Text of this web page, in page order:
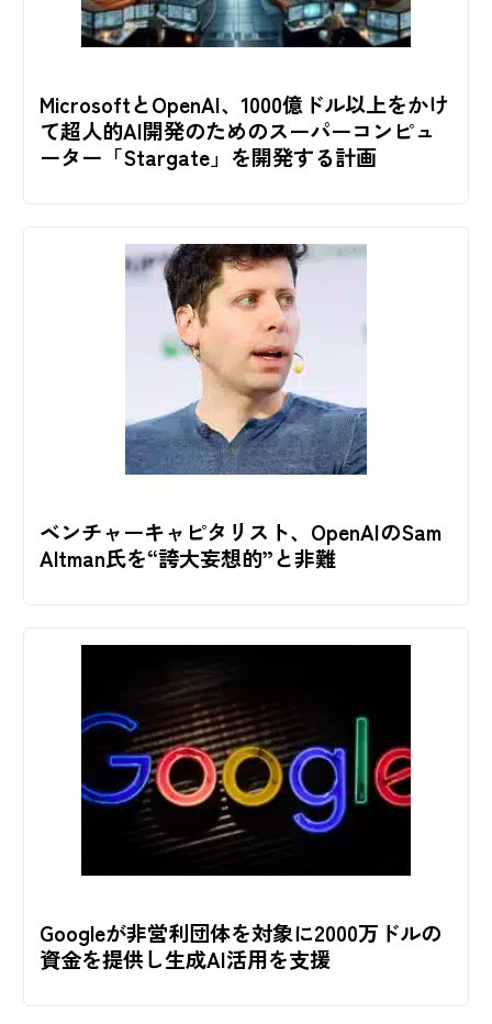
MicrosoftとOpenAI、1000億ドル以上をかけ
て超人的AI開発のためのスーパーコンピュ
ーター「Stargate」を開発する計画
ベンチャーキャピタリスト、OpenAIのSam
Altman氏を“誇大妄想的”と非難
Googleが非営利団体を対象に2000万ドルの
資金を提供し生成AI活用を支援